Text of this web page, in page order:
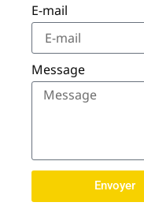
E-mail
Message
Envoyer